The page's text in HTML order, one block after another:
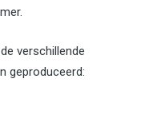
verschillende
geproduceerd: